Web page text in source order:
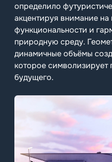
определило
акцентируя внимание на
функциональности и
природную среду.
динамичные объёмы
которое символизирует
будущего.